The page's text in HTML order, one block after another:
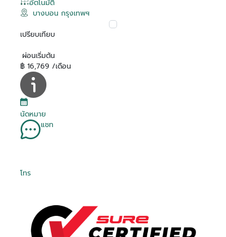
อัตโนมัติ
บางบอน กรุงเทพฯ
เปรียบเทียบ
ผ่อนเริ่มต้น
฿ 16,769 /เดือน
นัดหมาย
แชท
โทร